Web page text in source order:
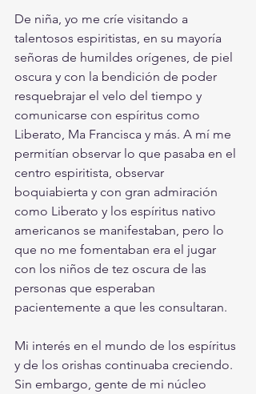
De niña, yo me críe visitando a
talentosos espiritistas, en su mayoría
señoras de humildes orígenes, de piel
oscura y con la bendición de poder
resquebrajar el velo del tiempo y
comunicarse con espíritus como
Liberato, Ma Francisca y más. A mí me
permitían observar lo que pasaba en el
centro espiritista, observar
boquiabierta y con gran admiración
como Liberato y los espíritus nativo
americanos se manifestaban, pero lo
que no me fomentaban era el jugar
con los niños de tez oscura de las
personas que esperaban
pacientemente a que les consultaran.
Mi interés en el mundo de los espíritus
y de los orishas continuaba creciendo.
Sin embargo, gente de mi núcleo